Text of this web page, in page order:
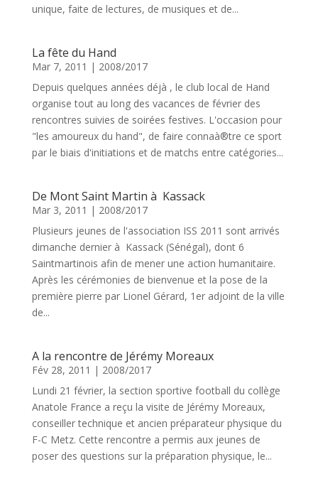
unique, faite de lectures, de musiques et de...
La fête du Hand
Mar 7, 2011 | 2008/2017
Depuis quelques années déjà , le club local de Hand
organise tout au long des vacances de février des
rencontres suivies de soirées festives. L'occasion pour
"les amoureux du hand", de faire connaà®tre ce sport
par le biais d'initiations et de matchs entre catégories...
De Mont Saint Martin à Kassack
Mar 3, 2011 | 2008/2017
Plusieurs jeunes de l'association ISS 2011 sont arrivés
dimanche dernier à Kassack (Sénégal), dont 6
Saintmartinois afin de mener une action humanitaire.
Après les cérémonies de bienvenue et la pose de la
première pierre par Lionel Gérard, 1er adjoint de la ville
de...
A la rencontre de Jérémy Moreaux
Fév 28, 2011 | 2008/2017
Lundi 21 février, la section sportive football du collège
Anatole France a reçu la visite de Jérémy Moreaux,
conseiller technique et ancien préparateur physique du
F-C Metz. Cette rencontre a permis aux jeunes de
poser des questions sur la préparation physique, le...